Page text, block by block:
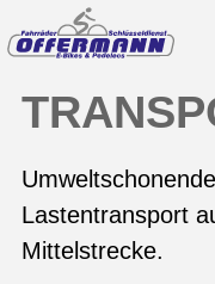
Lastentransport
Mittelstrecke.